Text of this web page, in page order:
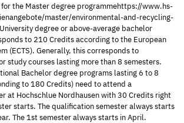
for the Master degree programmehttps://www.hs-
master/environmental-and-recycling-
degree or above-average bachelor
to 210 Credits according to the European
(ECTS). Generally, this corresponds to
study courses lasting more than 8 semesters.
Bachelor degree programs lasting 6 to 8
to 180 Credits) need to attend a
at Hochschlue Nordhausen with 30 Credits right
starts. The qualification semester always starts
The 1st semester always starts in April.